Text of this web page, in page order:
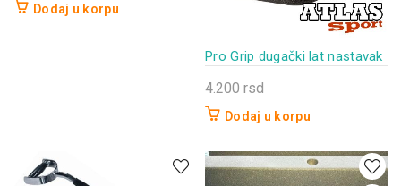
Dodaj u korpu
Pro Grip dugački lat nastavak
4.200 rsd
Dodaj u korpu